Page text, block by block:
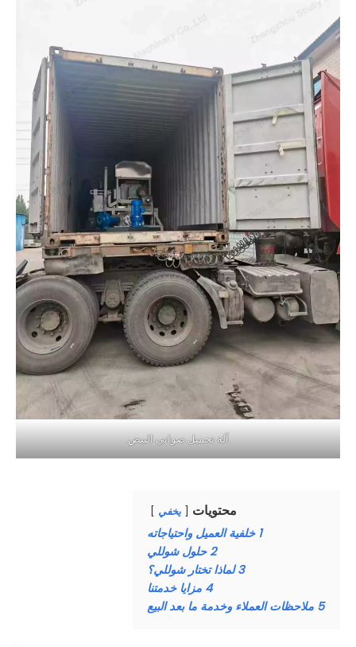
آلة تحميل صواني البيض
محتويات يخفي
1 خلفية العميل واحتياجاته
2 حلول شوللي
3 لماذا تختار شوللي؟
4 مزايا خدمتنا
5 ملاحظات العملاء وخدمة ما بعد البيع